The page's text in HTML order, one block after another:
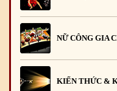
NỮ CÔNG GIA
KIẾN THỨC &